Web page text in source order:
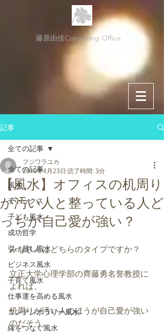
藤原由佳Consulting Office
記事
全ての記事
風水
デトックス
子ども風水
成功哲学
引っ越し風水
ビジネス風水
子育て風水
仕事運を高める風水
コンテンポラリー風水
縁をつなぐ風水
全ての記事
【風水】オフィスの机周り
が汚い人と整っている人ど
っちが自己愛が強い？
フジワラユカ
2019年4月23日 読了時間: 3分
みなさんはどちらのタイプですか？
立正大学心理学部の齊藤勇名誉教授に
よれば、
机周りが汚い人のほうが自己愛が強い
のだそう。